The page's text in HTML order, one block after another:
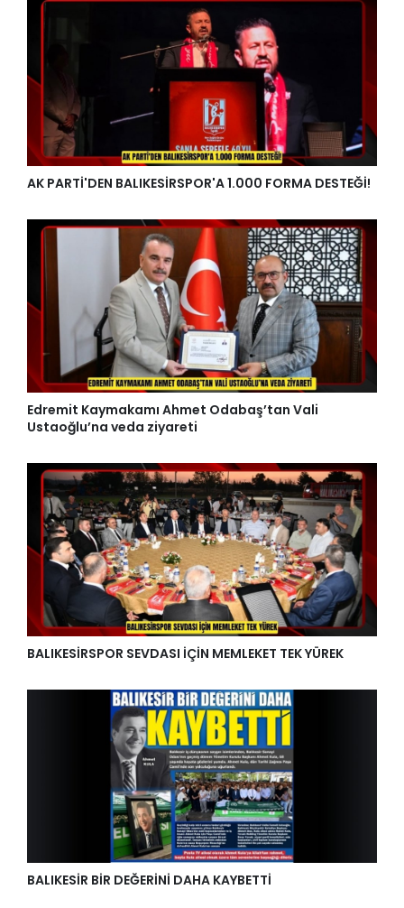
AK PARTİ'DEN BALIKESİRSPOR'A 1.000 FORMA DESTEĞİ!
Edremit Kaymakamı Ahmet Odabaş’tan Vali
Ustaoğlu’na veda ziyareti
BALIKESİRSPOR SEVDASI İÇİN MEMLEKET TEK YÜREK
BALIKESİR BİR DEĞERİNİ DAHA KAYBETTİ